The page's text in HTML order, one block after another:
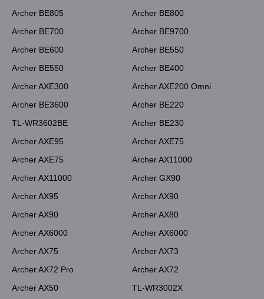
Archer BE805
Archer BE800
Archer BE700
Archer BE9700
Archer BE600
Archer BE550
Archer BE550
Archer BE400
Archer AXE300
Archer AXE200 Omni
Archer BE3600
Archer BE220
TL-WR3602BE
Archer BE230
Archer AXE95
Archer AXE75
Archer AXE75
Archer AX11000
Archer AX11000
Archer GX90
Archer AX95
Archer AX90
Archer AX90
Archer AX80
Archer AX6000
Archer AX6000
Archer AX75
Archer AX73
Archer AX72 Pro
Archer AX72
Archer AX50
TL-WR3002X